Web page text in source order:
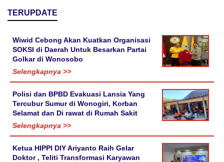
TERUPDATE
Wiwid Cebong Akan Kuatkan Organisasi
SOKSI di Daerah Untuk Besarkan Partai
Golkar di Wonosobo
Selengkapnya >>
Polisi dan BPBD Evakuasi Lansia Yang
Tercubur Sumur di Wonogiri, Korban
Selamat dan Di rawat di Rumah Sakit
Selengkapnya >>
Ketua HIPPI DIY Ariyanto Raih Gelar
Doktor , Teliti Transformasi Karyawan